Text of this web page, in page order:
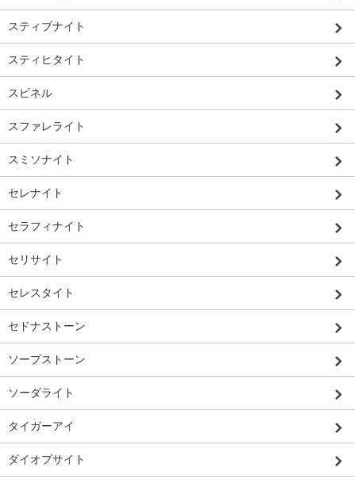
スティブナイト
スティヒタイト
スピネル
スファレライト
スミソナイト
セレナイト
セラフィナイト
セリサイト
セレスタイト
セドナストーン
ソープストーン
ソーダライト
タイガーアイ
ダイオプサイト